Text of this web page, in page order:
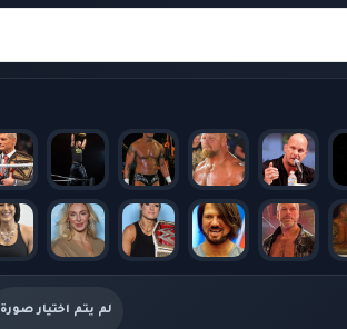
لم يتم اختيار صورة